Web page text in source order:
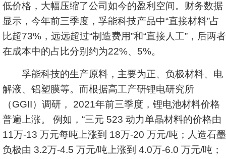
低价格，大幅压缩了公司如今的盈利空间。财务数据
显示，今年前三季度，孚能科技产品中“直接材料”占
比超73%，远远超过“制造费用”和“直接人工”，后两者
在成本中的占比分别约为22%、5%。
孚能科技的生产原料，主要为正、负极材料、电
解液、铝塑膜等。而根据高工产研锂电研究所
（GGII）调研， 2021年前三季度，锂电池材料价格
普遍上涨。 例如，“三元 523 动力单晶材料的价格由
11万-13 万元每吨上涨到 18万-20 万元/吨；人造石墨
负极由 3.2万-4.5 万元/吨上涨到 4.0万-6.0 万元/吨；